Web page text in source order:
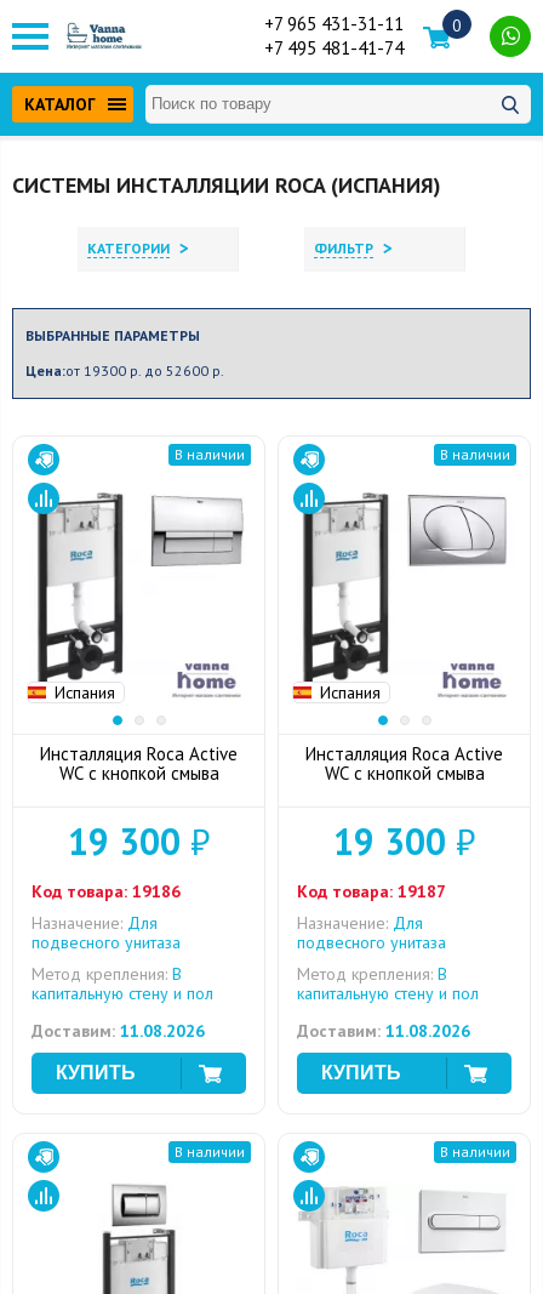
+7 965 431-31-11
+7 495 481-41-74
0
КАТАЛОГ
СИСТЕМЫ ИНСТАЛЛЯЦИИ ROCA (ИСПАНИЯ)
КАТЕГОРИИ > ФИЛЬТР >
ВЫБРАННЫЕ ПАРАМЕТРЫ
Цена:от 19300 р. до 52600 р.
Испания
В наличии
Инсталляция Roca Active
WC с кнопкой смыва
19 300 ₽
Код товара: 19186
Назначение: Для
подвесного унитаза
Метод крепления: В
капитальную стену и пол
Доставим: 11.08.2026
Испания
В наличии
Инсталляция Roca Active
WC с кнопкой смыва
19 300 ₽
Код товара: 19187
Назначение: Для
подвесного унитаза
Метод крепления: В
капитальную стену и пол
Доставим: 11.08.2026
В наличии В наличии